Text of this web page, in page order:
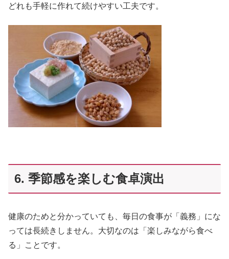
どれも手軽に作れて続けやすい工夫です。
6. 季節感を楽しむ食卓演出
健康のためと分かっていても、毎日の食事が「義務」にな
っては長続きしません。大切なのは「楽しみながら食べ
る」ことです。